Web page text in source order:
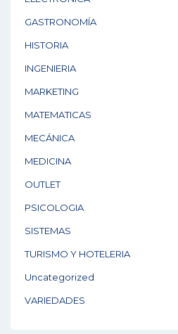
GASTRONOMÍA
HISTORIA
INGENIERIA
MARKETING
MATEMATICAS
MECÁNICA
MEDICINA
OUTLET
PSICOLOGIA
SISTEMAS
TURISMO Y HOTELERIA
Uncategorized
VARIEDADES